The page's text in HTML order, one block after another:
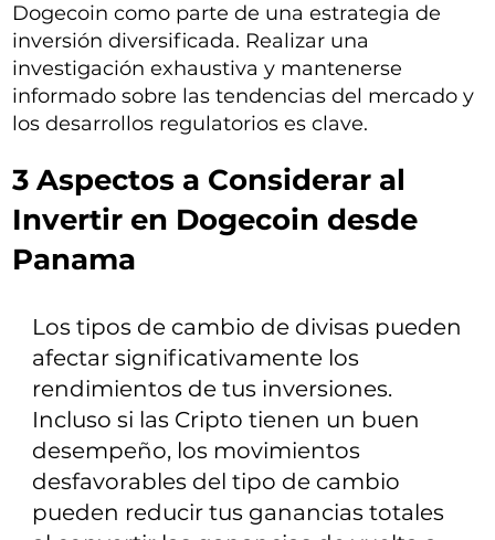
Dogecoin como parte de una estrategia de
inversión diversificada. Realizar una
investigación exhaustiva y mantenerse
informado sobre las tendencias del mercado y
los desarrollos regulatorios es clave.
3 Aspectos a Considerar al
Invertir en Dogecoin desde
Panama
Los tipos de cambio de divisas pueden
afectar significativamente los
rendimientos de tus inversiones.
Incluso si las Cripto tienen un buen
desempeño, los movimientos
desfavorables del tipo de cambio
pueden reducir tus ganancias totales